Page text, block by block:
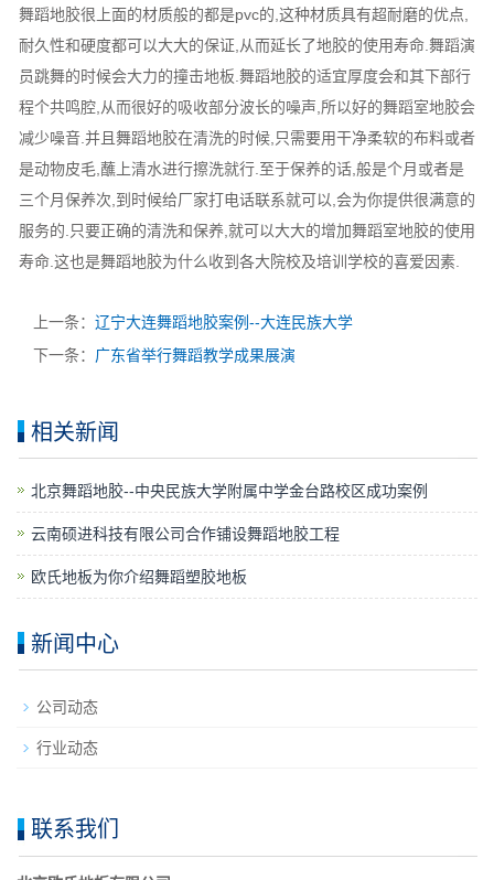
舞蹈地胶很上面的材质般的都是pvc的,这种材质具有超耐磨的优点,
耐久性和硬度都可以大大的保证,从而延长了地胶的使用寿命.舞蹈演
员跳舞的时候会大力的撞击地板.舞蹈地胶的适宜厚度会和其下部行
程个共鸣腔,从而很好的吸收部分波长的噪声,所以好的舞蹈室地胶会
减少噪音.并且舞蹈地胶在清洗的时候,只需要用干净柔软的布料或者
是动物皮毛,蘸上清水进行擦洗就行.至于保养的话,般是个月或者是
三个月保养次,到时候给厂家打电话联系就可以,会为你提供很满意的
服务的.只要正确的清洗和保养,就可以大大的增加舞蹈室地胶的使用
寿命.这也是舞蹈地胶为什么收到各大院校及培训学校的喜爱因素.
上一条： 辽宁大连舞蹈地胶案例--大连民族大学
下一条： 广东省举行舞蹈教学成果展演
相关新闻
​北京舞蹈地胶--中央民族大学附属中学金台路校区成功案例
云南硕进科技有限公司合作铺设舞蹈地胶工程
欧氏地板为你介绍舞蹈塑胶地板
新闻中心
公司动态
行业动态
联系我们